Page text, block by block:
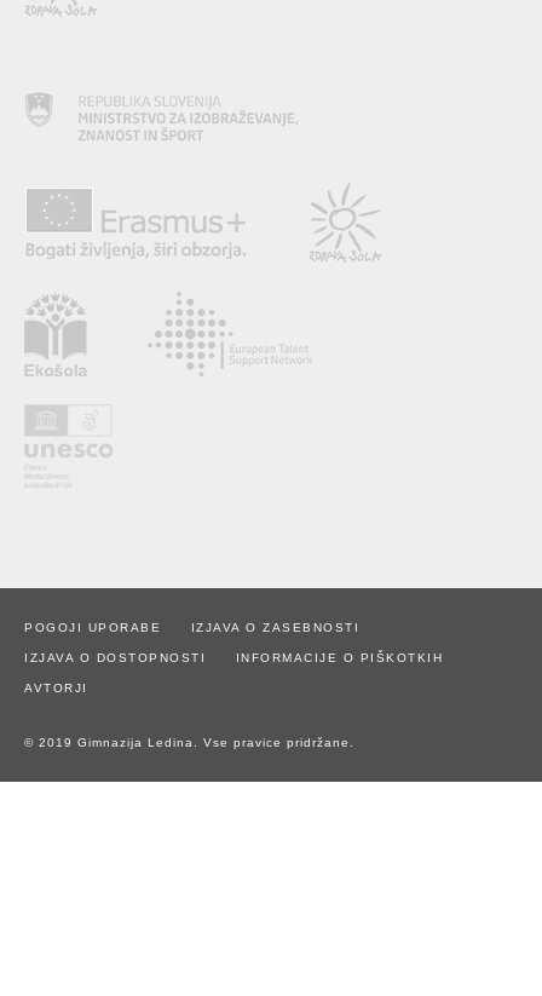
POGOJI UPORABE IZJAVA O ZASEBNOSTI
IZJAVA O DOSTOPNOSTI INFORMACIJE O PIŠKOTKIH
AVTORJI
© 2019 Gimnazija Ledina. Vse pravice pridržane.